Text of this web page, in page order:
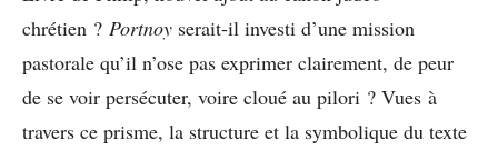
chrétien ? Portnoy serait-il investi d’une mission
pastorale qu’il n’ose pas exprimer clairement, de peur
de se voir persécuter, voire cloué au pilori ? Vues à
travers ce prisme, la structure et la symbolique du texte